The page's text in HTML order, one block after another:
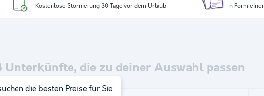
Kostenlose Stornierung 30 Tage vor dem Urlaub in Form
Unterkünfte, die zu deiner Auswahl passen
die besten Preise für Sie